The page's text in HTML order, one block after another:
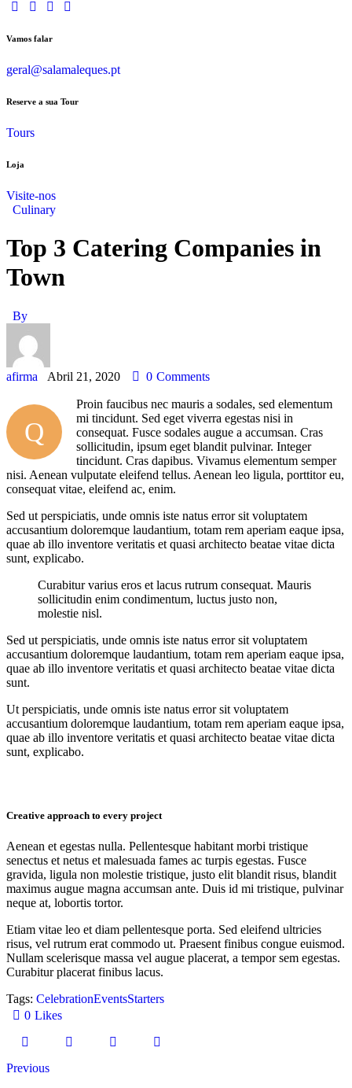
Vamos falar
geral@salamaleques.pt
Reserve a sua Tour
Tours
Loja
Visite-nos
Culinary
Top 3 Catering Companies in
Town
By
afirma Abril 21, 2020 0 Comments
Q
Proin faucibus nec mauris a sodales, sed elementum
mi tincidunt. Sed eget viverra egestas nisi in
consequat. Fusce sodales augue a accumsan. Cras
sollicitudin, ipsum eget blandit pulvinar. Integer
tincidunt. Cras dapibus. Vivamus elementum semper
nisi. Aenean vulputate eleifend tellus. Aenean leo ligula, porttitor eu,
consequat vitae, eleifend ac, enim.
Sed ut perspiciatis, unde omnis iste natus error sit voluptatem
accusantium doloremque laudantium, totam rem aperiam eaque ipsa,
quae ab illo inventore veritatis et quasi architecto beatae vitae dicta
sunt, explicabo.
Curabitur varius eros et lacus rutrum consequat. Mauris
sollicitudin enim condimentum, luctus justo non,
molestie nisl.
Sed ut perspiciatis, unde omnis iste natus error sit voluptatem
accusantium doloremque laudantium, totam rem aperiam eaque ipsa,
quae ab illo inventore veritatis et quasi architecto beatae vitae dicta
sunt.
Ut perspiciatis, unde omnis iste natus error sit voluptatem
accusantium doloremque laudantium, totam rem aperiam eaque ipsa,
quae ab illo inventore veritatis et quasi architecto beatae vitae dicta
sunt, explicabo.
Creative approach to every project
Aenean et egestas nulla. Pellentesque habitant morbi tristique
senectus et netus et malesuada fames ac turpis egestas. Fusce
gravida, ligula non molestie tristique, justo elit blandit risus, blandit
maximus augue magna accumsan ante. Duis id mi tristique, pulvinar
neque at, lobortis tortor.
Etiam vitae leo et diam pellentesque porta. Sed eleifend ultricies
risus, vel rutrum erat commodo ut. Praesent finibus congue euismod.
Nullam scelerisque massa vel augue placerat, a tempor sem egestas.
Curabitur placerat finibus lacus.
Tags: CelebrationEventsStarters
0 Likes
Previous